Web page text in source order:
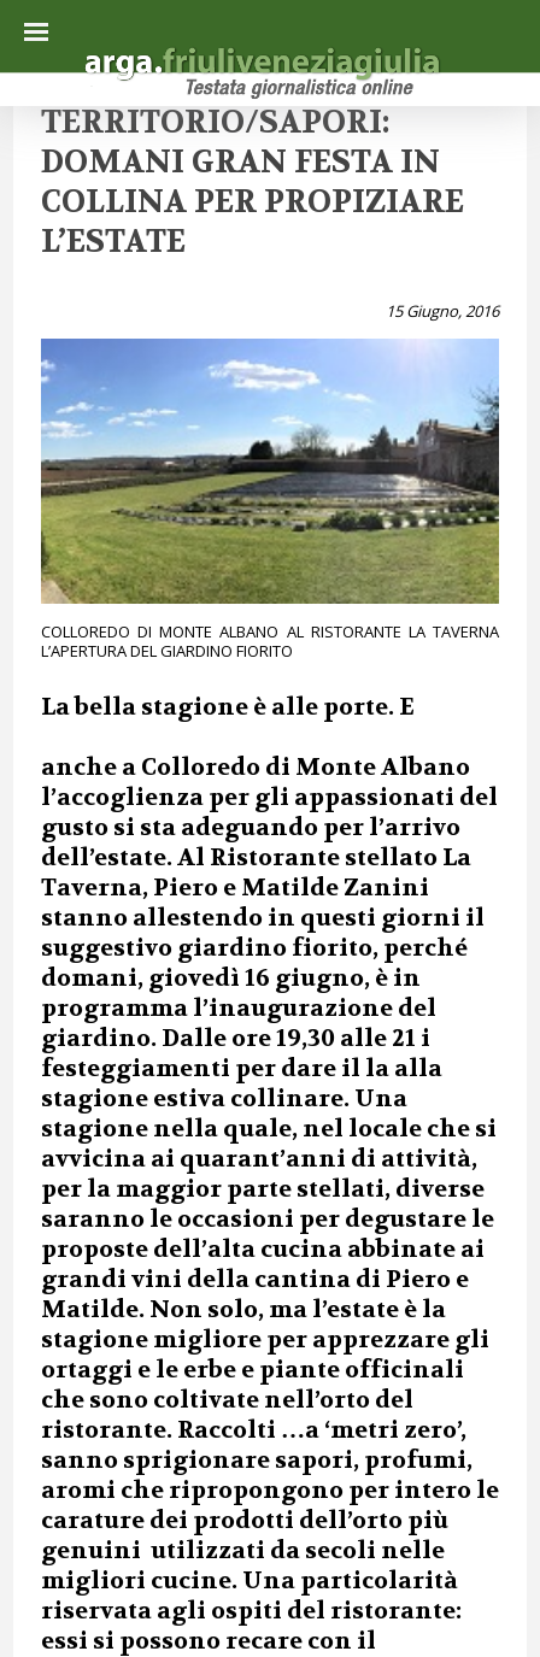
TERRITORIO/SAPORI:
DOMANI GRAN FESTA IN
COLLINA PER PROPIZIARE
L’ESTATE
15 Giugno, 2016
COLLOREDO DI MONTE ALBANO AL RISTORANTE LA TAVERNA
L’APERTURA DEL GIARDINO FIORITO
La bella stagione è alle porte. E
anche a Colloredo di Monte Albano
l’accoglienza per gli appassionati del
gusto si sta adeguando per l’arrivo
dell’estate. Al Ristorante stellato La
Taverna, Piero e Matilde Zanini
stanno allestendo in questi giorni il
suggestivo giardino fiorito, perché
domani, giovedì 16 giugno, è in
programma l’inaugurazione del
giardino. Dalle ore 19,30 alle 21 i
festeggiamenti per dare il la alla
stagione estiva collinare. Una
stagione nella quale, nel locale che si
avvicina ai quarant’anni di attività,
per la maggior parte stellati, diverse
saranno le occasioni per degustare le
proposte dell’alta cucina abbinate ai
grandi vini della cantina di Piero e
Matilde. Non solo, ma l’estate è la
stagione migliore per apprezzare gli
ortaggi e le erbe e piante officinali
che sono coltivate nell’orto del
ristorante. Raccolti …a ‘metri zero’,
sanno sprigionare sapori, profumi,
aromi che ripropongono per intero le
carature dei prodotti dell’orto più
genuini utilizzati da secoli nelle
migliori cucine. Una particolarità
riservata agli ospiti del ristorante:
essi si possono recare con il